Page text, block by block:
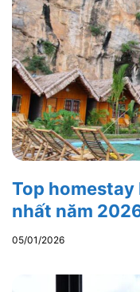
Top homestay
nhất năm
05/01/2026